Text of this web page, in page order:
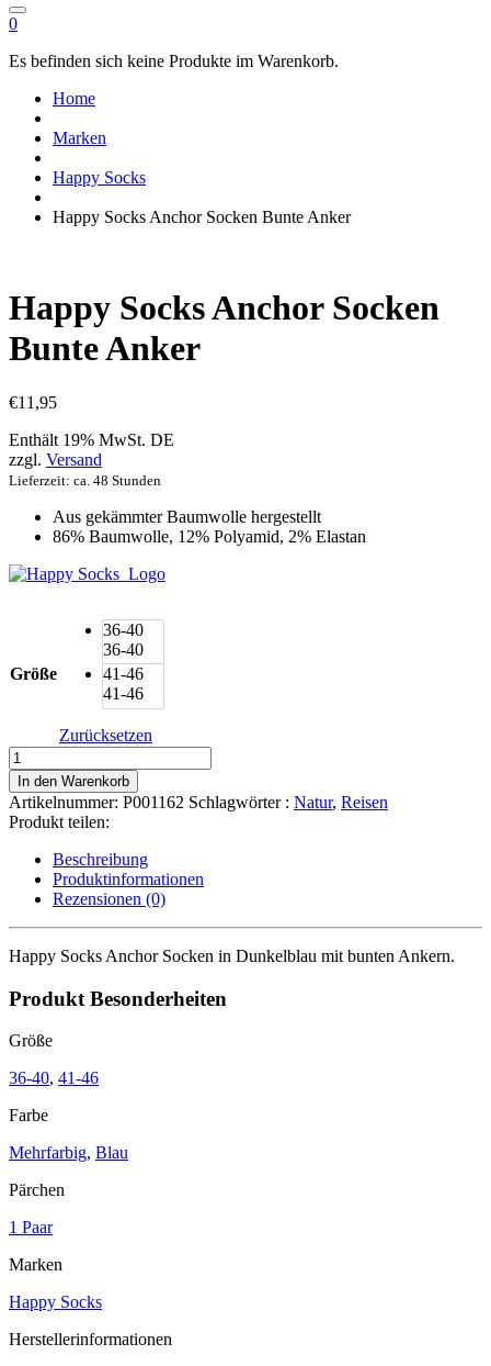
0
Es befinden sich keine Produkte im Warenkorb.
Home
Marken
Happy Socks
Happy Socks Anchor Socken Bunte Anker
Happy Socks Anchor Socken
Bunte Anker
€11,95
Enthält 19% MwSt. DE
zzgl. Versand
Lieferzeit: ca. 48 Stunden
Aus gekämmter Baumwolle hergestellt
86% Baumwolle, 12% Polyamid, 2% Elastan
Größe
36-40
36-40
41-46
41-46
Zurücksetzen
Happy
Socks
Anchor
Socken
Bunte
Anker
Menge
In den Warenkorb
Artikelnummer: P001162 Schlagwörter : Natur, Reisen
Produkt teilen:
Beschreibung
Produktinformationen
Rezensionen (0)
Happy Socks Anchor Socken in Dunkelblau mit bunten Ankern.
Produkt Besonderheiten
Größe
36-40, 41-46
Farbe
Mehrfarbig, Blau
Pärchen
1 Paar
Marken
Happy Socks
Herstellerinformationen